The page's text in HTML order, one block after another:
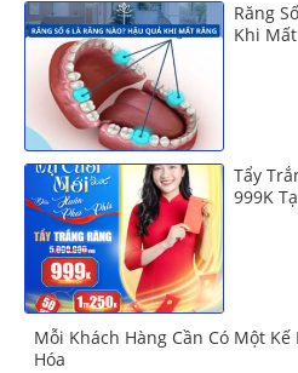
Răng
Khi
Tẩy
999K
Mỗi Khách Hàng Cần Có Một
Hóa